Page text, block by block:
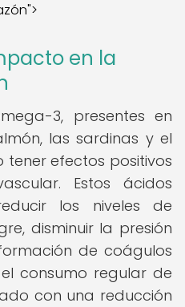
en la
3, presentes en
las sardinas y el
efectos positivos
Estos ácidos
los niveles de
disminuir la presión
de coágulos
consumo regular de
con una reducción